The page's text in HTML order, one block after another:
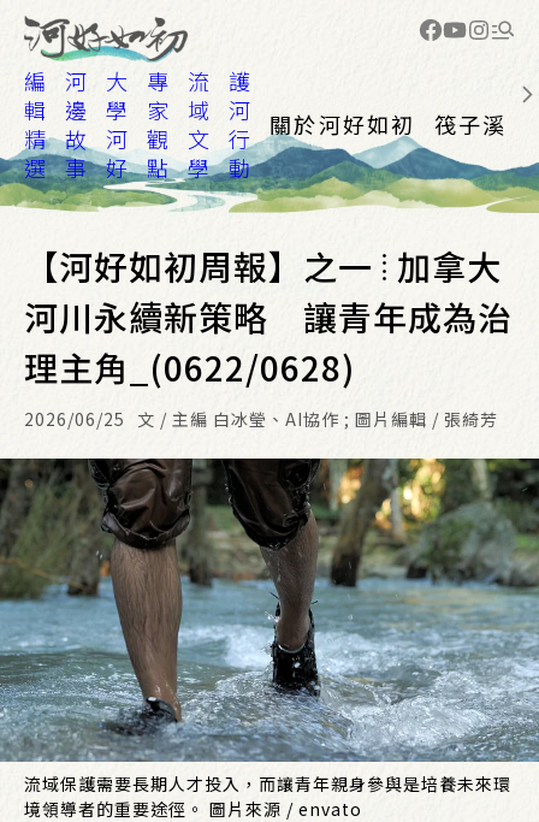
編
輯
精
選
河
邊
故
事
大
學
河
好
專
家
觀
點
流
域
文
學
護
河
行
動
關於河好如初 筏子溪
【河好如初周報】之一 ⦙ 加拿大
河川永續新策略 讓青年成為治
理主角_(0622/0628)
2026/06/25 文 / 主編 白冰瑩、AI協作 ; 圖片編輯 / 張綺芳
流域保護需要長期人才投入，而讓青年親身參與是培養未來環
境領導者的重要途徑。 圖片來源 / envato